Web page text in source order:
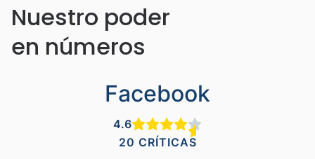
Nuestro poder
en números
Facebook
4.6
20 CRÍTICAS